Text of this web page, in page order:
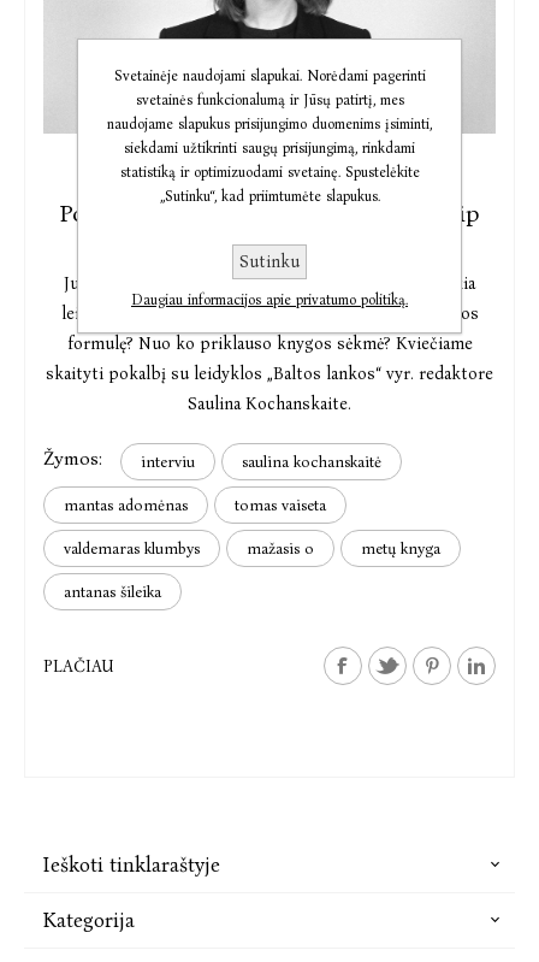
2024-05-13
Pokalbis po Metų knygos rinkimų: kaip
išleisti Metų knygą. Po vieną kasmet
Juk ne mažiau įdomu, ką Metų knygos rinkimai reiškia
leidėjams ir leidykloms. Ar leidyklos žino Metų knygos
formulę? Nuo ko priklauso knygos sėkmė? Kviečiame
skaityti pokalbį su leidyklos „Baltos lankos“ vyr. redaktore
Saulina Kochanskaite.
Žymos: interviu saulina kochanskaitė
mantas adomėnas tomas vaiseta
valdemaras klumbys mažasis o metų knyga
antanas šileika
PLAČIAU
Ieškoti tinklaraštyje
Kategorija
Svetainėje naudojami slapukai. Norėdami pagerinti
svetainės funkcionalumą ir Jūsų patirtį, mes
naudojame slapukus prisijungimo duomenims įsiminti,
siekdami užtikrinti saugų prisijungimą, rinkdami
statistiką ir optimizuodami svetainę. Spustelėkite
„Sutinku“, kad priimtumėte slapukus.
Sutinku
Daugiau informacijos apie privatumo politiką.